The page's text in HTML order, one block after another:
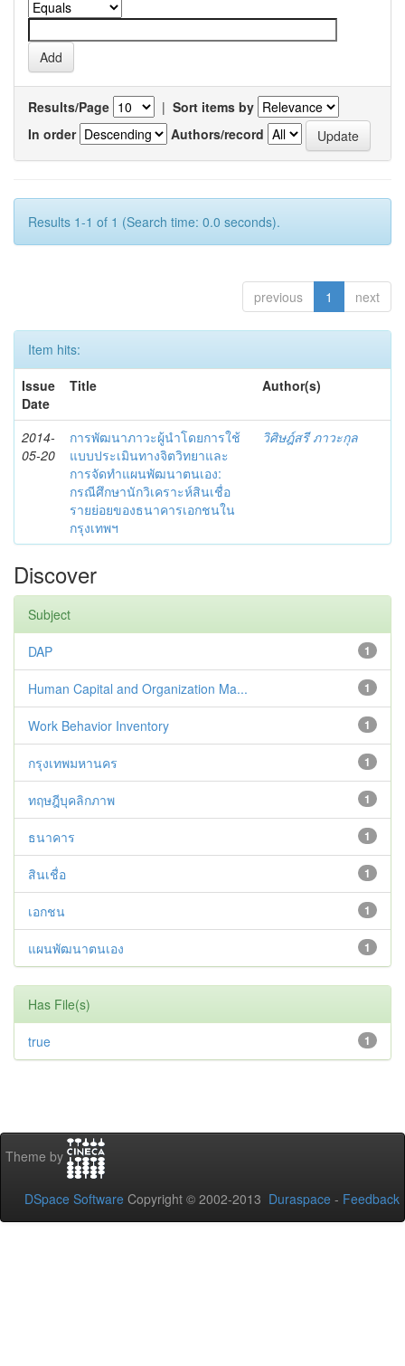
Results/Page | Sort items by
In order
Authors/record
Results 1-1 of 1 (Search time: 0.0 seconds).
previous 1 next
Item hits:
Issue
Date
Title Author(s)
2014-
05-20
การพัฒนาภาวะผู้นำโดยการใช้
แบบประเมินทางจิตวิทยาและ
การจัดทำแผนพัฒนาตนเอง:
กรณีศึกษานักวิเคราะห์สินเชื่อ
รายย่อยของธนาคารเอกชนใน
กรุงเทพฯ
วิศิษฎ์สรี ภาวะกุล
Discover
Subject
1
DAP
1
Human Capital and Organization Ma...
1
Work Behavior Inventory
1
กรุงเทพมหานคร
1
ทฤษฎีบุคลิกภาพ
1
ธนาคาร
1
สินเชื่อ
1
เอกชน
1
แผนพัฒนาตนเอง
Has File(s)
1
true
Theme by
DSpace Software Copyright © 2002-2013 Duraspace - Feedback